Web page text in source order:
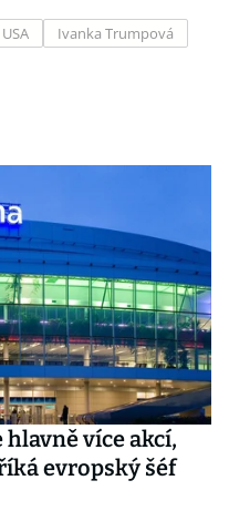
USA
Ivanka Trumpová
více akcí,
evropský šéf